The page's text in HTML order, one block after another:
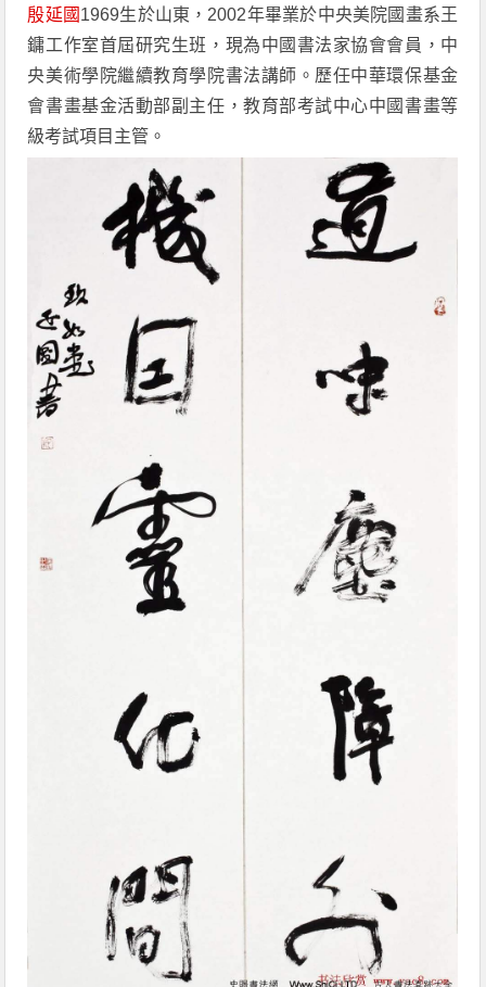
殷延國 1969生於山東，2002年畢業於中央美院國畫系王
鏞工作室首屆研究生班，現為中國書法家協會會員，中
央美術學院繼續教育學院書法講師。歷任中華環保基金
會書畫基金活動部副主任，教育部考試中心中國書畫等
級考試項目主管。